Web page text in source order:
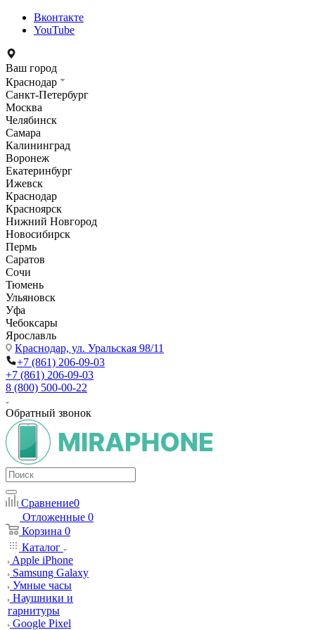
Вконтакте
YouTube
Ваш город
Краснодар
Санкт-Петербург
Москва
Челябинск
Самара
Калининград
Воронеж
Екатеринбург
Ижевск
Краснодар
Красноярск
Нижний Новгород
Новосибирск
Пермь
Саратов
Сочи
Тюмень
Ульяновск
Уфа
Чебоксары
Ярославль
Краснодар, ул. Уральская 98/11
+7 (861) 206-09-03
+7 (861) 206-09-03
8 (800) 500-00-22
Обратный звонок
Сравнение0
Отложенные 0
Корзина 0
Каталог
Apple iPhone
Samsung Galaxy
Умные часы
Наушники и
гарнитуры
Google Pixel